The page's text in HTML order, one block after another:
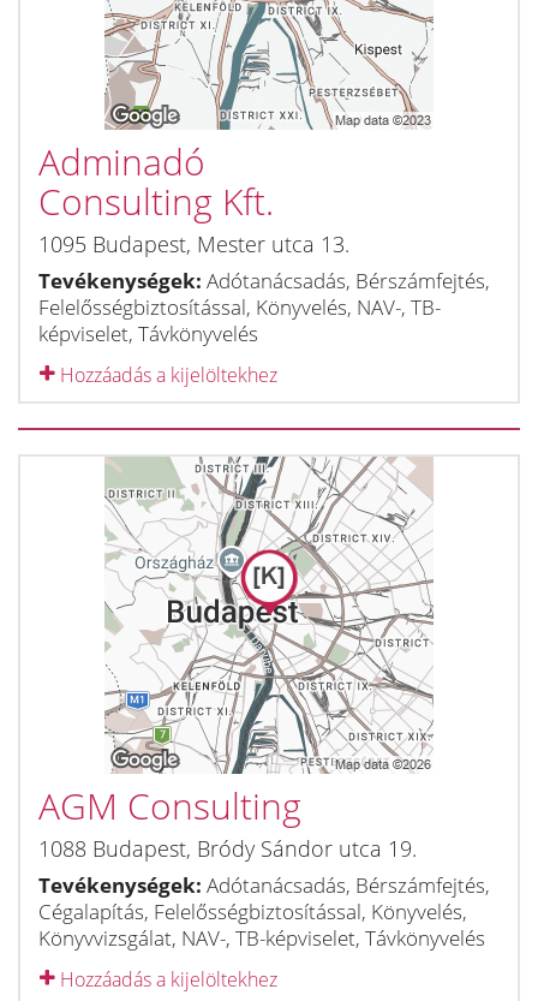
Adminadó
Consulting Kft.
1095 Budapest, Mester utca 13.
Tevékenységek: Adótanácsadás, Bérszámfejtés,
Felelősségbiztosítással, Könyvelés, NAV-, TB-
képviselet, Távkönyvelés
Hozzáadás a kijelöltekhez
AGM Consulting
1088 Budapest, Bródy Sándor utca 19.
Tevékenységek: Adótanácsadás, Bérszámfejtés,
Cégalapítás, Felelősségbiztosítással, Könyvelés,
Könyvvizsgálat, NAV-, TB-képviselet, Távkönyvelés
Hozzáadás a kijelöltekhez